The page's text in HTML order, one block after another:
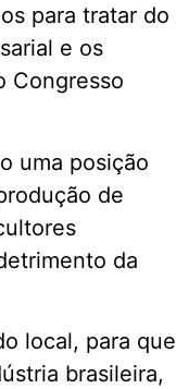
para tratar do
e os
Congresso
uma posição
de
da
local, para que
brasileira,